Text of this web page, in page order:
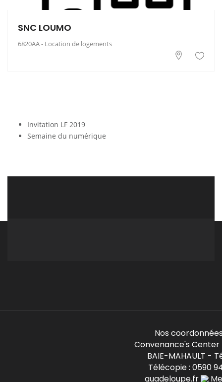
SNC LOUMO
6820AA - Location de logements
Invitation LF 2019
Semaine du numérique
Nos coordonnées
Convenance's Center
BAIE-MAHAULT -
Télécopie : 0590
guadeloupe.fr